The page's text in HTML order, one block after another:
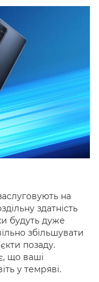
на
здатність
будуть дуже
збільшувати
позаду.
що ваші
у темряві.